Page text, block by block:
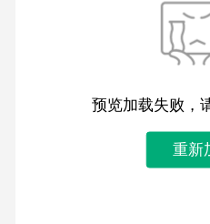
预览加载失败，
重新